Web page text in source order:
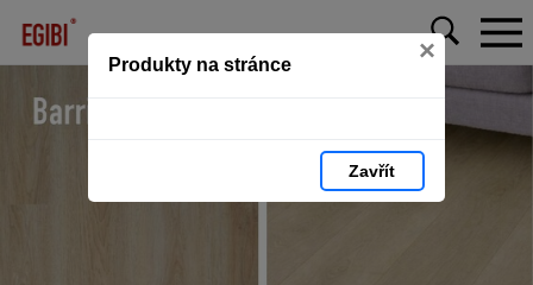
Produkty na stránce ×
Zavřít